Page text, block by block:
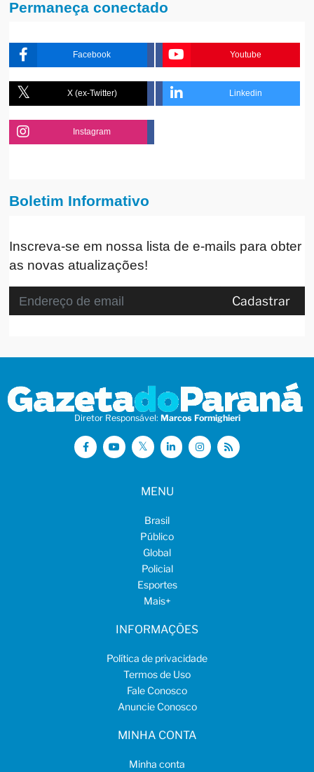
Permaneça conectado
Facebook Youtube
X (ex-Twitter) Linkedin
Instagram
Boletim Informativo
Inscreva-se em nossa lista de e-mails para obter
as novas atualizações!
Cadastrar
Diretor Responsável: Marcos Formighieri
MENU
Brasil
Público
Global
Policial
Esportes
Mais+
INFORMAÇÕES
Política de privacidade
Termos de Uso
Fale Conosco
Anuncie Conosco
MINHA CONTA
Minha conta